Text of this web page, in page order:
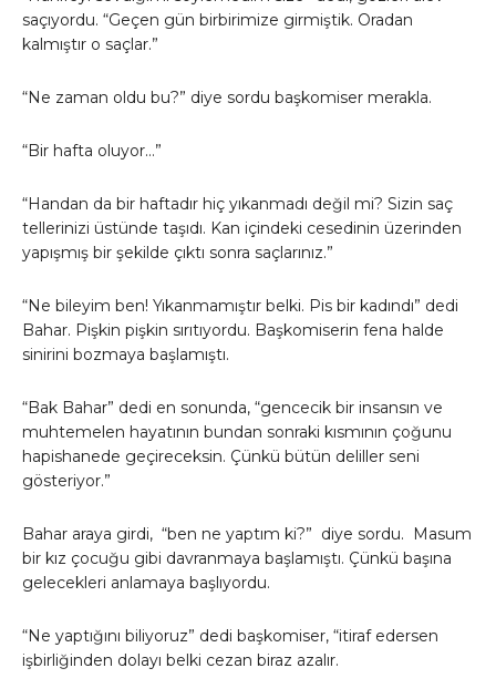
saçıyordu. “Geçen gün birbirimize girmiştik. Oradan
kalmıştır o saçlar.”
“Ne zaman oldu bu?” diye sordu başkomiser merakla.
“Bir hafta oluyor…”
“Handan da bir haftadır hiç yıkanmadı değil mi? Sizin saç
tellerinizi üstünde taşıdı. Kan içindeki cesedinin üzerinden
yapışmış bir şekilde çıktı sonra saçlarınız.”
“Ne bileyim ben! Yıkanmamıştır belki. Pis bir kadındı” dedi
Bahar. Pişkin pişkin sırıtıyordu. Başkomiserin fena halde
sinirini bozmaya başlamıştı.
“Bak Bahar” dedi en sonunda, “gencecik bir insansın ve
muhtemelen hayatının bundan sonraki kısmının çoğunu
hapishanede geçireceksin. Çünkü bütün deliller seni
gösteriyor.”
Bahar araya girdi, “ben ne yaptım ki?” diye sordu. Masum
bir kız çocuğu gibi davranmaya başlamıştı. Çünkü başına
gelecekleri anlamaya başlıyordu.
“Ne yaptığını biliyoruz” dedi başkomiser, “itiraf edersen
işbirliğinden dolayı belki cezan biraz azalır.